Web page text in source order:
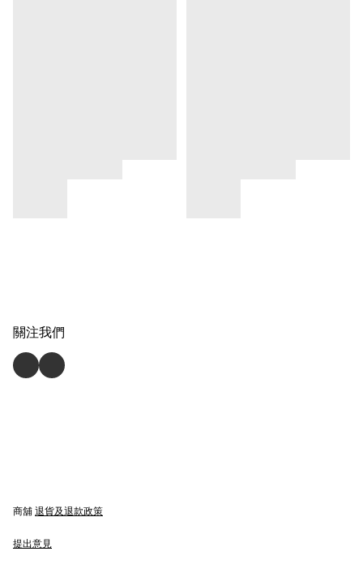
關注我們
商舖 退貨及退款政策
提出意見